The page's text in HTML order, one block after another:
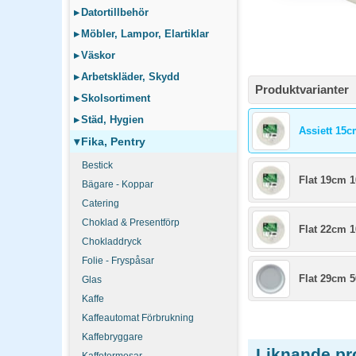
▸ Datortillbehör
▸ Möbler, Lampor, Elartiklar
▸Väskor
▸Arbetskläder, Skydd
▸Skolsortiment
▸Städ, Hygien
▾Fika, Pentry
Bestick
Bägare - Koppar
Catering
Choklad & Presentförp
Chokladdryck
Folie - Fryspåsar
Glas
Kaffe
Kaffeautomat Förbrukning
Kaffebryggare
Produktvarianter
Assiett
Flat 19cm
Flat 22cm
Flat 29cm